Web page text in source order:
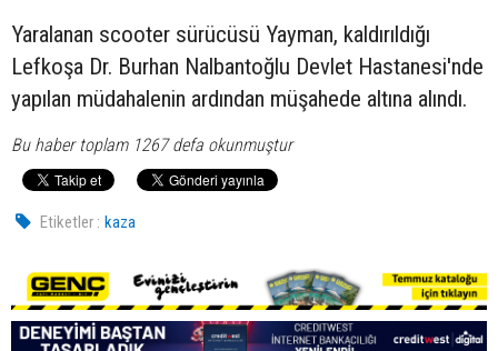
Yaralanan scooter sürücüsü Yayman, kaldırıldığı
Lefkoşa Dr. Burhan Nalbantoğlu Devlet Hastanesi'nde
yapılan müdahalenin ardından müşahede altına alındı.
Bu haber toplam 1267 defa okunmuştur
Etiketler : kaza